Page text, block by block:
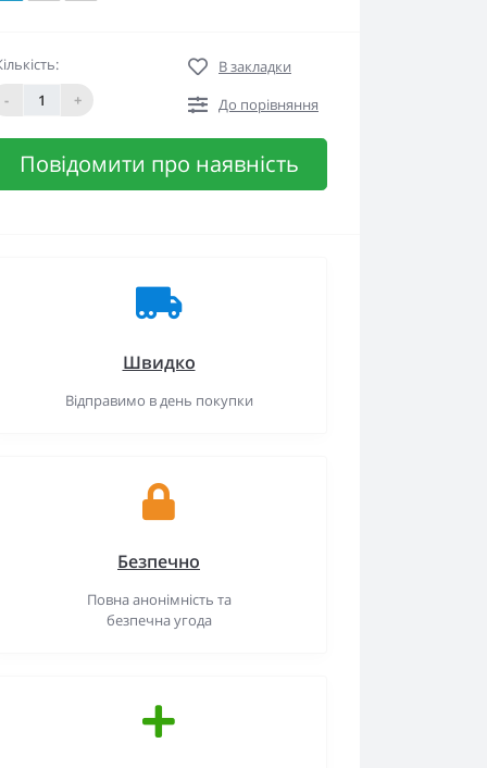
-
+
В закладки
До порівняння
Повідомити про наявність
Швидко
Відправимо в день покупки
Безпечно
Повна анонімність та
безпечна угода